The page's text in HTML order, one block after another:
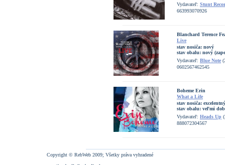
Vydavateľ: Stunt
663993070926
Blanchard Terence
Live
stav nosiča: nový
stav obalu: nový
Vydavateľ: Blue Note
0602567462545
Boheme Erin
What a Life
stav nosiča: excelentný
stav obalu: veľmi
Vydavateľ: Heads Up
888072304567
Copyright © RebWeb 2009; Všetky práva vyhradené